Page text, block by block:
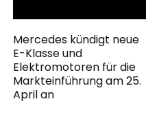
Mercedes kündigt neue
E-Klasse und
Elektromotoren für die
Markteinführung am 25.
April an